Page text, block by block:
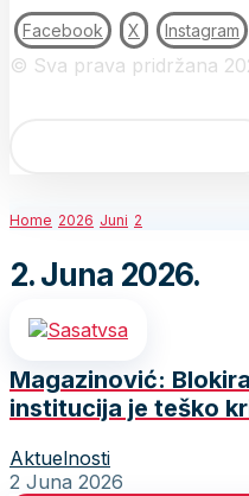
Facebook X Instagram
© Sva prava pridržana
Home 2026 Juni 2
2. Juna 2026.
Magazinović:
institucija je teško
Aktuelnosti
2 Juna 2026